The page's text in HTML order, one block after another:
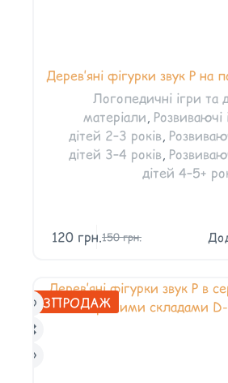
Дерев’яні фігурки звук Р на
Логопедичні ігри та
матеріали, Розвиваючі
дітей 2–3 років,
дітей 3–4 років,
дітей 4–5+
150грн.
120 грн.
РОЗПРОДАЖ